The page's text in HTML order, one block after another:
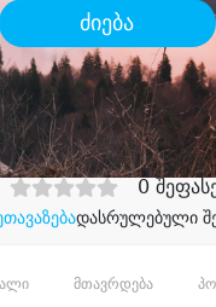
ძიება
სასურველი
დიდი დანაზოგით
დასრულებული
0
მთავრდება